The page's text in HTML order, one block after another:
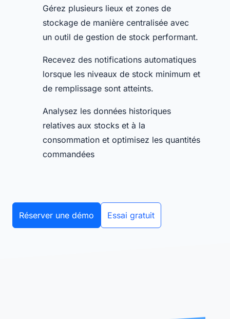
Gérez plusieurs lieux et zones de
stockage de manière centralisée avec
un outil de gestion de stock performant.
Recevez des notifications automatiques
lorsque les niveaux de stock minimum et
de remplissage sont atteints.
Analysez les données historiques
relatives aux stocks et à la
consommation et optimisez les quantités
commandées
Réserver une démo Essai gratuit